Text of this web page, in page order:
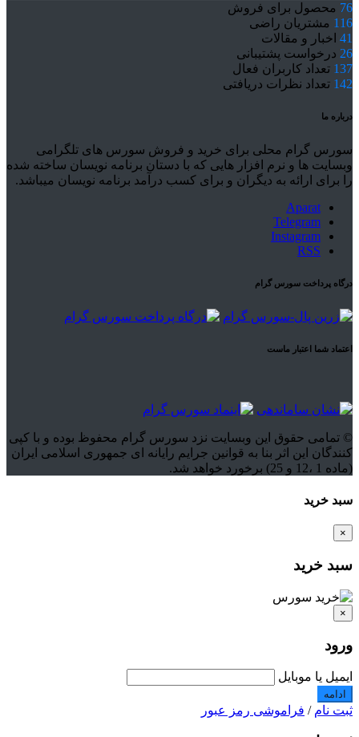
76 محصول برای فروش
116 مشتریان راضی
41 اخبار و مقالات
26 درخواست پشتیبانی
137 تعداد کاربران فعال
142 تعداد نظرات دریافتی
درباره ما
سورس گرام محلی برای خرید و فروش سورس های تلگرامی
وبسایت ها و نرم افزار هایی که با دستان برنامه نویسان ساخته شده
را برای ارائه به دیگران و برای کسب درآمد برنامه نویسان میباشد.
Aparat
Telegram
Instagram
RSS
درگاه پرداخت سورس گرام
اعتماد شما اعتبار ماست
© تمامی حقوق این وبسایت نزد سورس گرام محفوظ بوده و با کپی
کنندگان این اثر بنا به قوانین جرایم رایانه ای جمهوری اسلامی ایران
(ماده 1 ،12 و 25) برخورد خواهد شد.
سبد خرید
×
سبد خرید
×
ورود
ایمیل یا موبایل
ادامه
ثبت نام / فراموشی رمز عبور